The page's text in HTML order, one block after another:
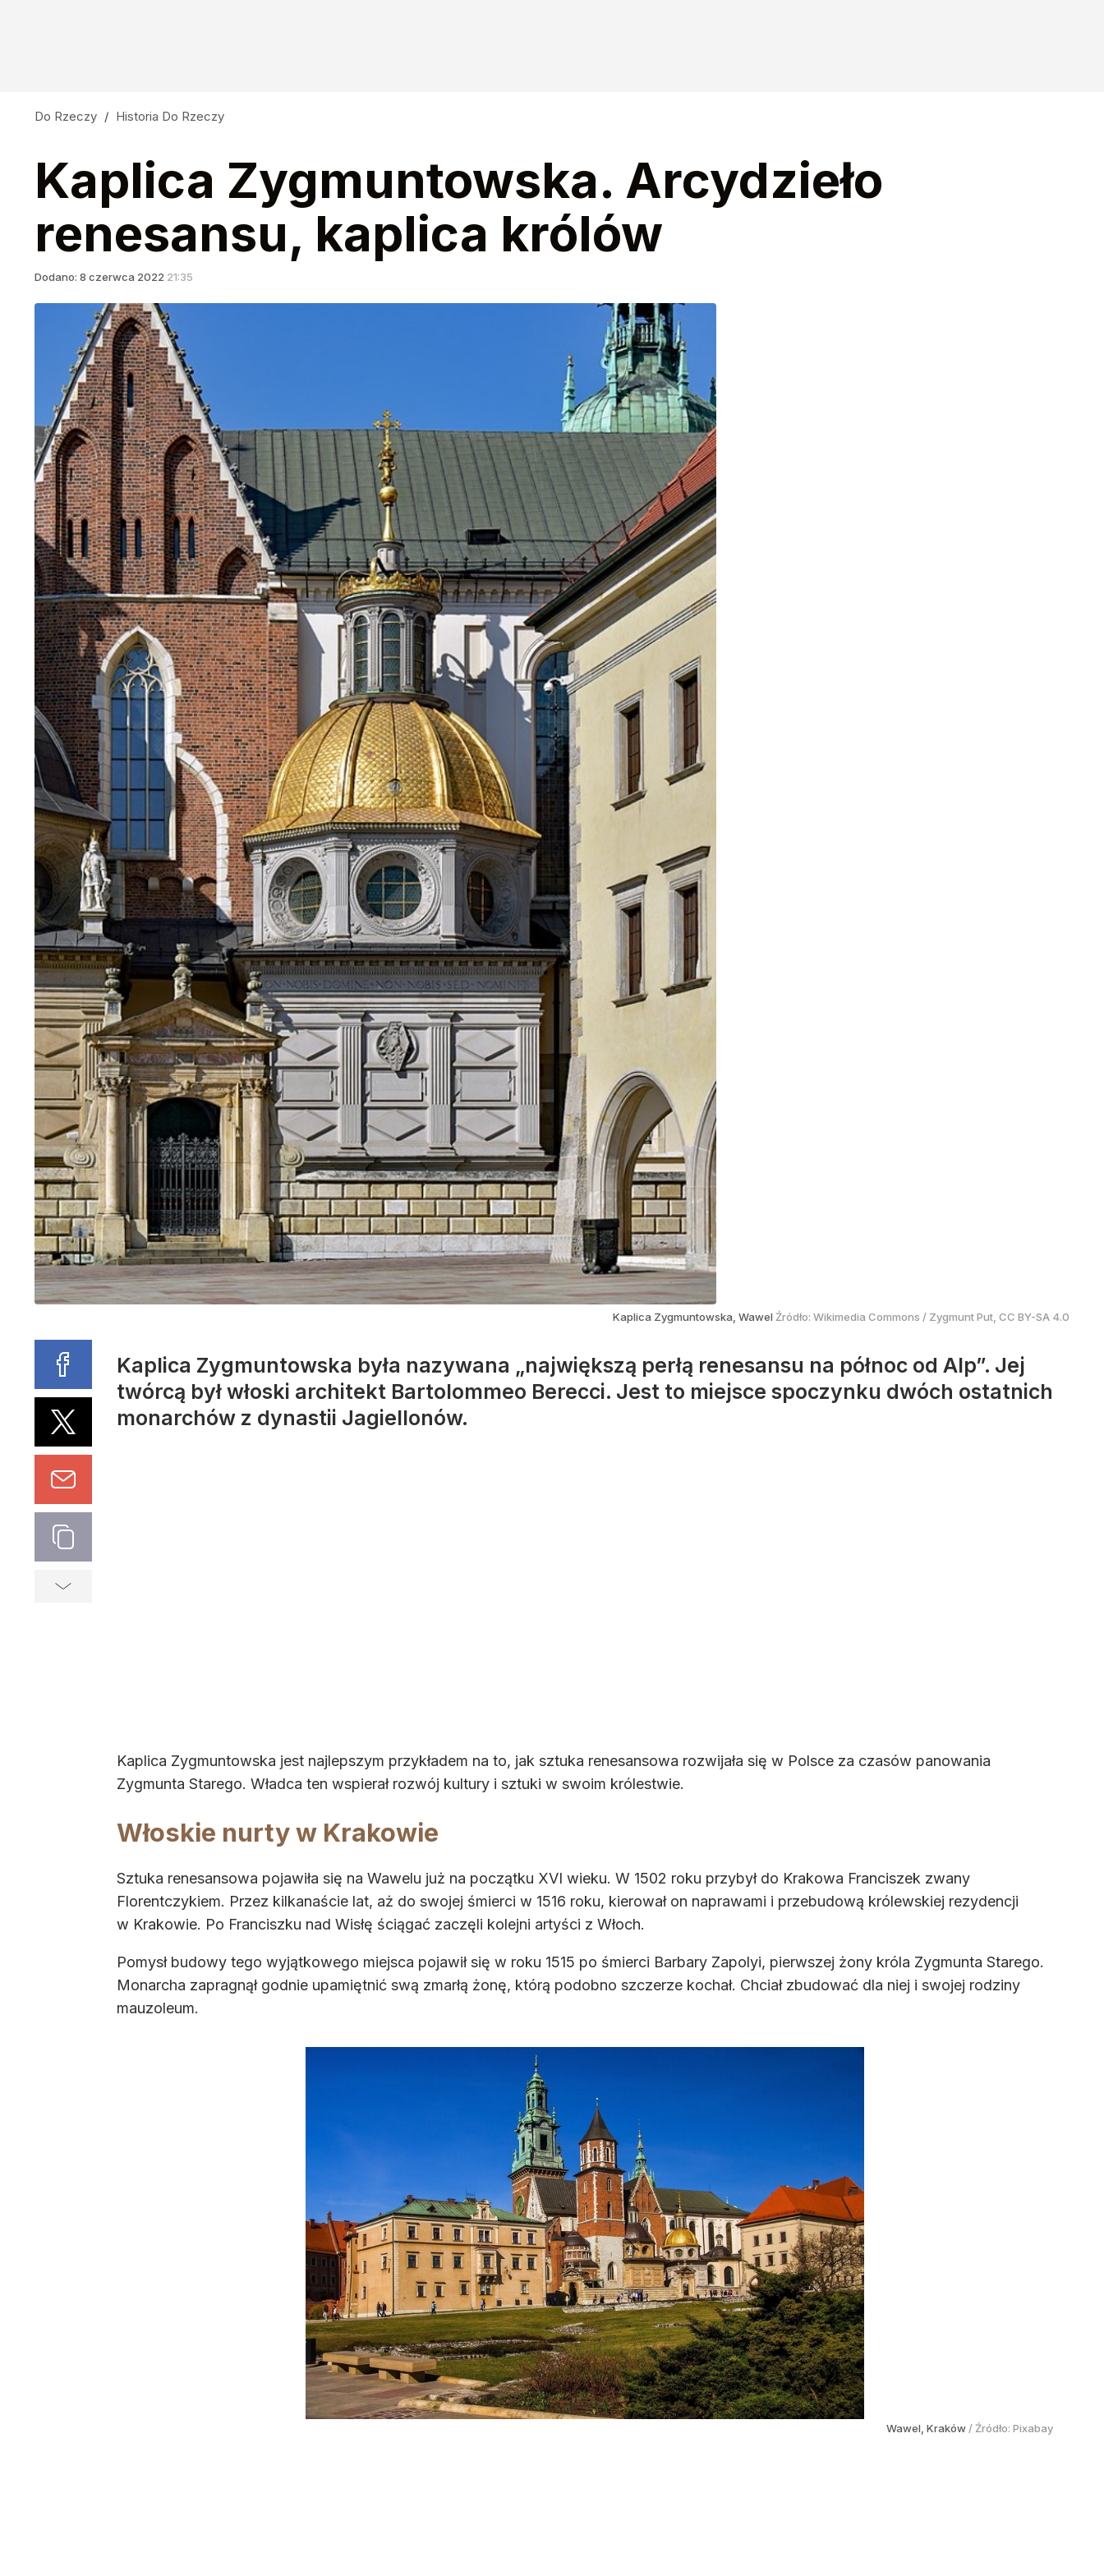
Do Rzeczy / Historia Do Rzeczy
Kaplica Zygmuntowska. Arcydzieło
renesansu, kaplica królów
Dodano: 8 czerwca 2022 21:35
Kaplica Zygmuntowska, Wawel Źródło: Wikimedia Commons / Zygmunt Put, CC BY-SA 4.0
Kaplica Zygmuntowska była nazywana „największą perłą renesansu na północ od Alp”. Jej
twórcą był włoski architekt Bartolommeo Berecci. Jest to miejsce spoczynku dwóch ostatnich
monarchów z dynastii Jagiellonów.
Kaplica Zygmuntowska jest najlepszym przykładem na to, jak sztuka renesansowa rozwijała się w Polsce za czasów panowania
Zygmunta Starego. Władca ten wspierał rozwój kultury i sztuki w swoim królestwie.
Włoskie nurty w Krakowie
Sztuka renesansowa pojawiła się na Wawelu już na początku XVI wieku. W 1502 roku przybył do Krakowa Franciszek zwany
Florentczykiem. Przez kilkanaście lat, aż do swojej śmierci w 1516 roku, kierował on naprawami i przebudową królewskiej rezydencji
w Krakowie. Po Franciszku nad Wisłę ściągać zaczęli kolejni artyści z Włoch.
Pomysł budowy tego wyjątkowego miejsca pojawił się w roku 1515 po śmierci Barbary Zapolyi, pierwszej żony króla Zygmunta Starego.
Monarcha zapragnął godnie upamiętnić swą zmarłą żonę, którą podobno szczerze kochał. Chciał zbudować dla niej i swojej rodziny
mauzoleum.
Wawel, Kraków / Źródło: Pixabay